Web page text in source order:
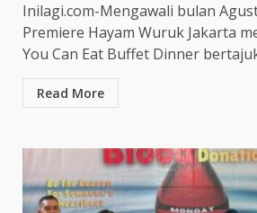
Inilagi.com-Mengawali bulan
Premiere Hayam Wuruk Jakarta
You Can Eat Buffet Dinner
Read More